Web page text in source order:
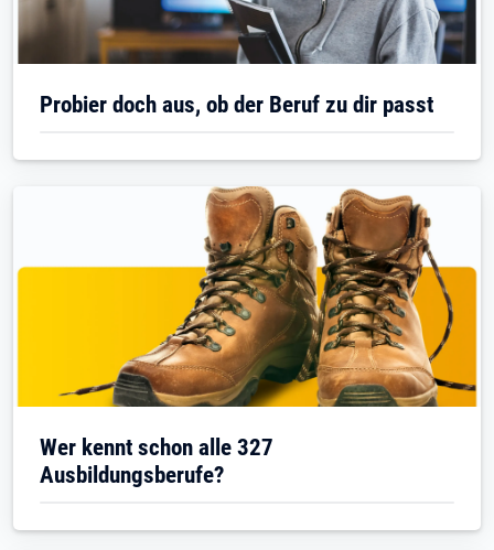
Probier doch aus, ob der Beruf zu dir passt
Wer kennt schon alle 327
Ausbildungsberufe?